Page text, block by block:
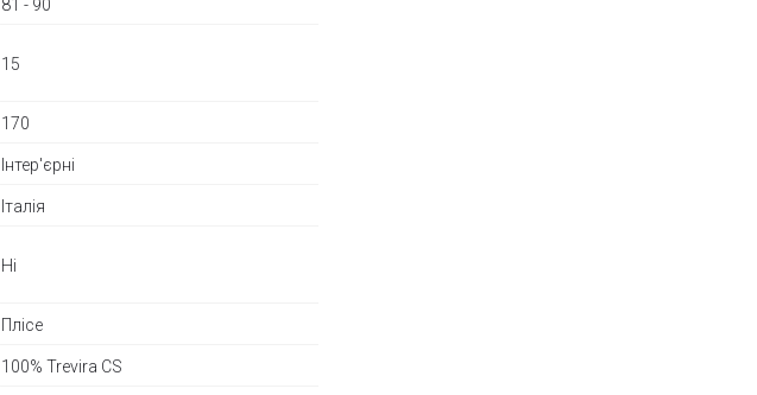
81 - 90
15
170
Інтер'єрні
Італія
Ні
Плісе
100% Trevira CS